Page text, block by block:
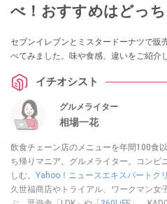
べ！おすすめはどっち
セブンイレブンとミスタードーナツで販
べてみました。味や食感、違いをご紹介
イチオシスト
グルメライター
相場一花
飲食チェーン店のメニューを年間100食
ち帰りマニア。グルメライター。コンビ
しむ。 Yahoo！ニュースエキスパートク
久世福商店やトライアル、ワークマン女